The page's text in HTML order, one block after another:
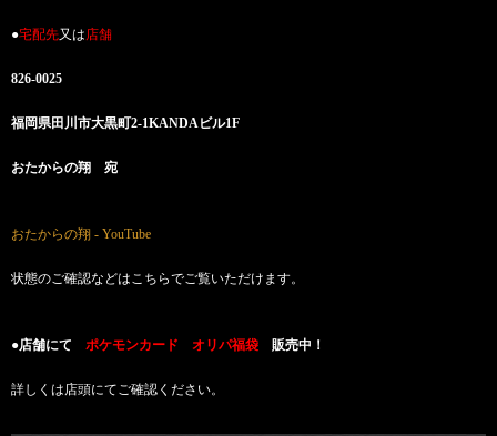
●宅配先又は店舗
826-0025
福岡県田川市大黒町2-1KANDAビル1F
おたからの翔 宛
おたからの翔 - YouTube
状態のご確認などはこちらでご覧いただけます。
●店舗にて ポケモンカード オリパ福袋 販売中！
詳しくは店頭にてご確認ください。